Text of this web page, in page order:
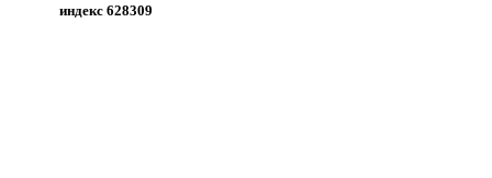
индекс 628309